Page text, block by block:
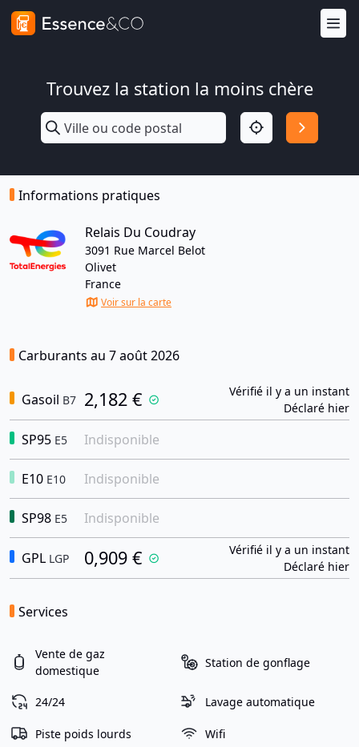
Trouvez la station la moins chère
Informations pratiques
Relais Du Coudray
3091 Rue Marcel Belot
Olivet
France
Voir sur la carte
Carburants au 7 août 2026
Gasoil B7 2,182 €
Vérifié il y a un instant
Déclaré hier
SP95 E5 Indisponible
E10 E10 Indisponible
SP98 E5 Indisponible
GPL LGP 0,909 €
Vérifié il y a un instant
Déclaré hier
Services
Vente de gaz
domestique
Station de gonflage
24/24 Lavage automatique
Piste poids lourds Wifi